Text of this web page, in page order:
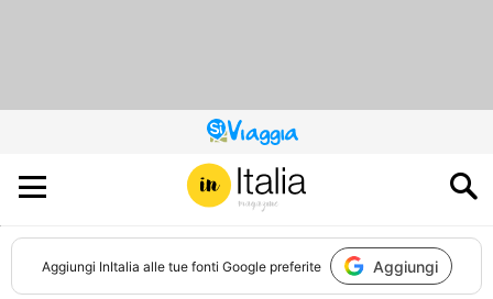
QUESTO
SITO
CONTRIBUISCE
ALL’AUDIENCE
DI
Aggiungi InItalia alle tue fonti Google preferite Aggiungi